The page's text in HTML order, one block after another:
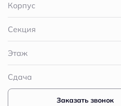
Корпус
Секция
Этаж
Сдача
Заказать звонок